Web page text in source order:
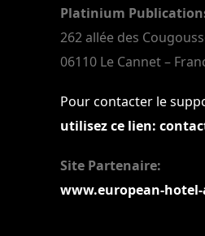
Platinium
262 allée des
06110 Le Cannet –
Pour contacter le
utilisez ce lien:
Site Partenaire:
www.european-